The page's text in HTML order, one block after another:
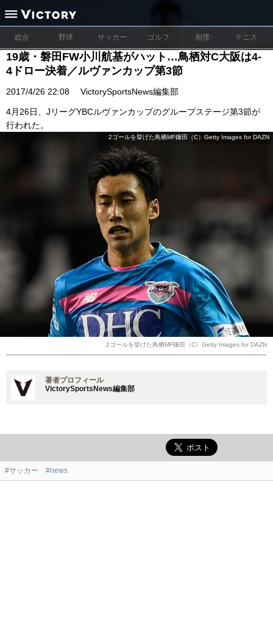
総合 野球 サッカー ゴルフ 相撲 テニス
19歳・磐田FW小川航基がハット…鳥栖対C大阪は4-
4ドロー決着／ルヴァンカップ第3節
2017/4/26 22:08 VictorySportsNews編集部
4月26日、JリーグYBCルヴァンカップのグループステージ第3節が
行われた。
2ゴールを挙げた鳥栖MF鎌田（C）Getty Images for DAZN
2ゴールを挙げた鳥栖MF鎌田（C）Getty Images for DAZN
著者プロフィール
VictorySportsNews編集部
#サッカー #news